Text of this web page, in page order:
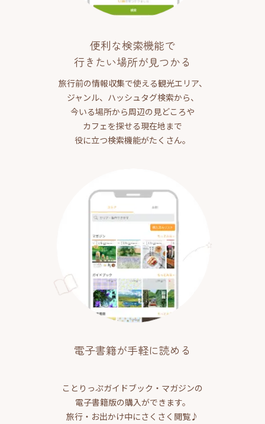
便利な検索機能で
行きたい場所が見つかる
旅行前の情報収集で使える観光エリア、
ジャンル、ハッシュタグ検索から、
今いる場所から周辺の見どころや
カフェを探せる現在地まで
役に立つ検索機能がたくさん。
電子書籍が手軽に読める
ことりっぷガイドブック・マガジンの
電子書籍版の購入ができます。
旅行・お出かけ中にさくさく閲覧♪